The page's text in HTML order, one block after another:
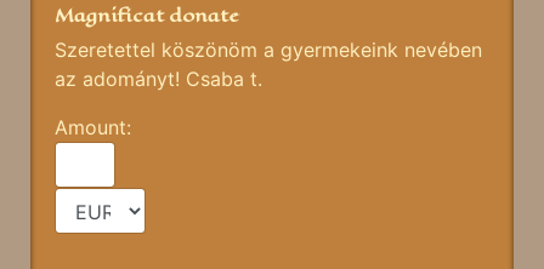
Magnificat donate
Szeretettel köszönöm a gyermekeink nevében
az adományt! Csaba t.
Amount: